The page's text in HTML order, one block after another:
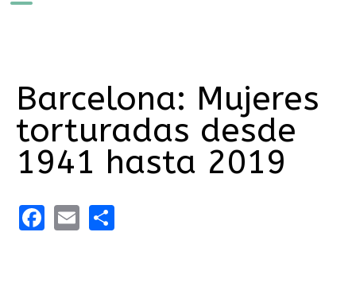
Barcelona: Mujeres
torturadas desde
1941 hasta 2019
Facebook
EmailShare